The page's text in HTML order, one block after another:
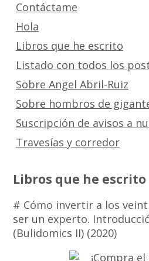
Contáctame
Hola
Libros que he escrito
Listado con todos los
Sobre Angel Abril-Ruiz
Sobre hombros de
Suscripción de avisos a
Travesías y corredor
Libros que he
# Cómo invertir a los
ser un experto.
(Bulidomics II) (2020)